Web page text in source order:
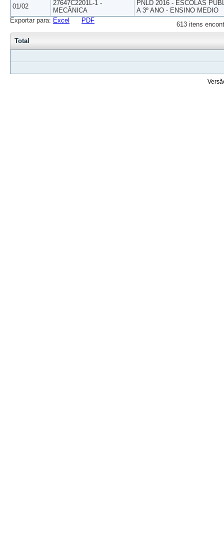
01/02
27647C2201L-1 -
MECÂNICA
PNLD 2016 - ESCOLAS
A 3º ANO - ENSINO MEDIO
613 itens
Exportar para: Excel PDF
Total